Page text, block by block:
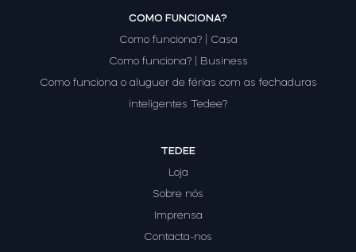
COMO FUNCIONA?
Como funciona? | Casa
Como funciona? | Business
Como funciona o aluguer de férias com as fechaduras
inteligentes Tedee?
TEDEE
Loja
Sobre nós
Imprensa
Contacta-nos